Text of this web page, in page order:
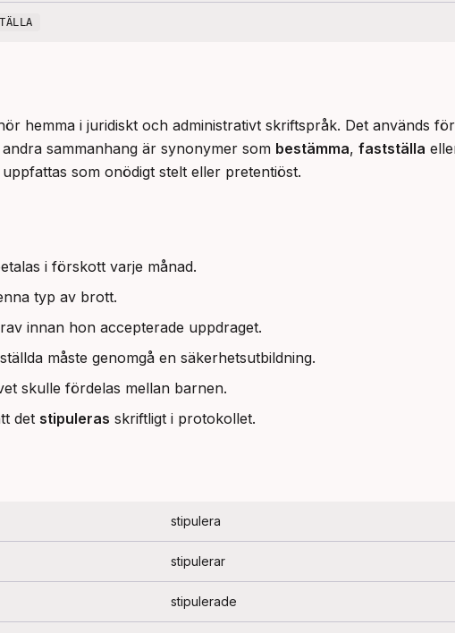
hemma i juridiskt och administrativt skriftspråk. Det används
sammanhang är synonymer som bestämma, fastställa
som onödigt stelt eller pretentiöst.
i förskott varje månad.
typ av brott.
innan hon accepterade uppdraget.
måste genomgå en säkerhetsutbildning.
skulle fördelas mellan barnen.
det stipuleras skriftligt i protokollet.
stipulera
stipulerar
stipulerade